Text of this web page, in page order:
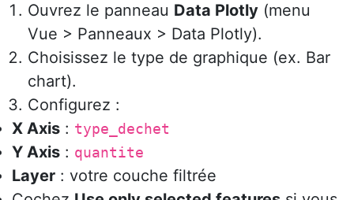
Ouvrez le panneau Data Plotly (menu
Vue > Panneaux > Data Plotly).
Choisissez le type de graphique (ex. Bar
chart).
Configurez :
X Axis : type_dechet
Y Axis : quantite
Layer : votre couche filtrée